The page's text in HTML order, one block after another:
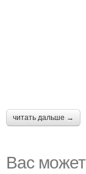
читать дальше →
Вас